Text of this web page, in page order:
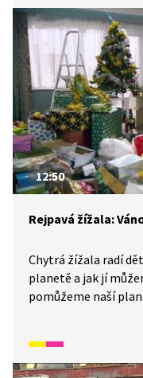
ve videu ze všech
12:50
Rejpavá žížala:
Chytrá žížala radí
planetě a jak jí
pomůžeme naší
zkuste roztřídit
po svátcích.